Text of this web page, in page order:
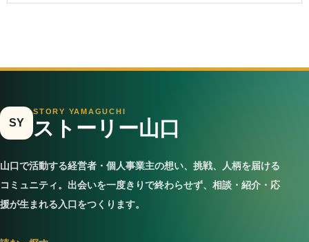
SY
STORY YAMAGUCHI
ストーリー山口
山口で活動する経営者・個人事業主の想い、挑戦、人柄を届ける
コミュニティ。出会いを一度きりで終わらせず、相談・紹介・応
援が生まれる入口をつくります。